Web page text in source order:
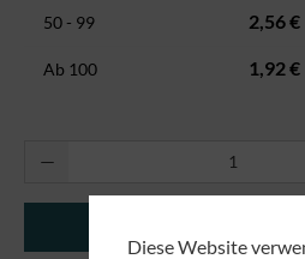
50 - 99 2,56 €
Ab 100 1,92 €
Produkt Anzahl: Gib
Diese Website